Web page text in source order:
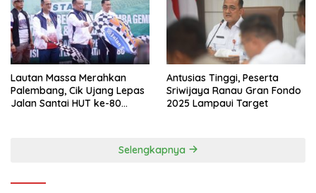
Lautan Massa Merahkan
Palembang, Cik Ujang Lepas
Jalan Santai HUT ke-80
Antusias Tinggi, Peserta
Sriwijaya Ranau Gran Fondo
2025 Lampaui Target
Selengkapnya